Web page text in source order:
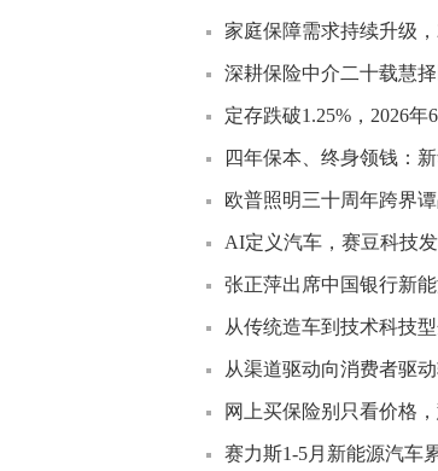
家庭保障需求持续升级
深耕保险中介二十载慧
定存跌破1.25%，2026
四年保本、终身领钱：
欧普照明三十周年跨界
AI定义汽车，赛豆科技
张正萍出席中国银行新
从传统造车到技术科技
从渠道驱动向消费者驱
网上买保险别只看价格
赛力斯1-5月新能源汽车